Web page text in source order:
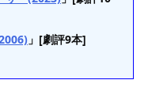
」[劇評9本]